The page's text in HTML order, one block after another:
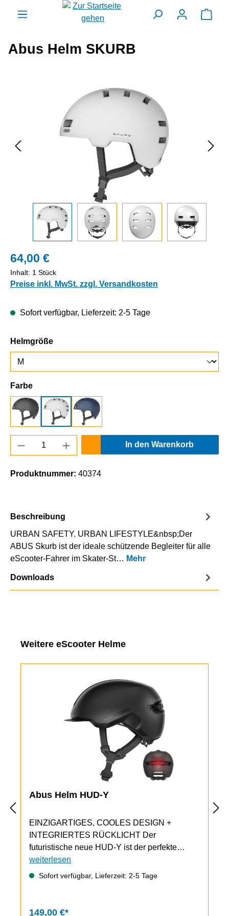
springen
Abus Helm SKURB
Bildergalerie überspringen
64,00 €
Inhalt: 1 Stück
Preise inkl. MwSt. zzgl. Versandkosten
Sofort verfügbar, Lieferzeit: 2-5 Tage
Helmgrößeauswählen
Farbeauswählen
Titan Pearl WhiteMidnight Blue
Produkt Anzahl: Gib den gewünschten
In den Warenkorb
Produktnummer: 40374
Beschreibung
URBAN SAFETY. URBAN LIFESTYLE&nbsp;Der
ABUS Skurb ist der ideale schützende Begleiter für alle
eScooter-Fahrer im Skater-St… Mehr
Downloads
Produktgalerie überspringen
Weitere eScooter Helme
Abus Helm HUD-Y
EINZIGARTIGES, COOLES DESIGN +
INTEGRIERTES RÜCKLICHT Der
futuristische neue HUD-Y ist der perfekte
Begleiter in der City. Dieser Fahrradhelm steht
für Coolness und fügt sich in jedes Stadtbild
GameChanger-Rennradhelms und füge für die
weiterlesen
Sofort verfügbar, Lieferzeit: 2-5 Tage
149,00 €*